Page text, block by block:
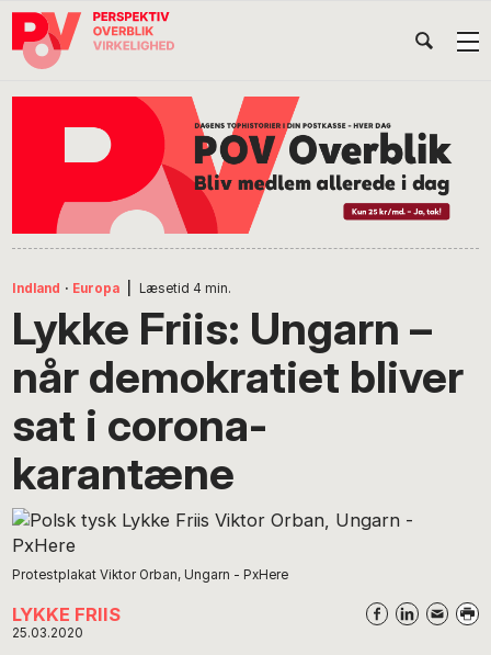
Gå
direkte
Skip
indhold
Gå
direkte
Indland · Europa Læsetid 4 min.
Lykke Friis: Ungarn –
når demokratiet bliver
sat i corona-
karantæne
Protestplakat Viktor Orban, Ungarn - PxHere
LYKKE FRIIS
25.03.2020